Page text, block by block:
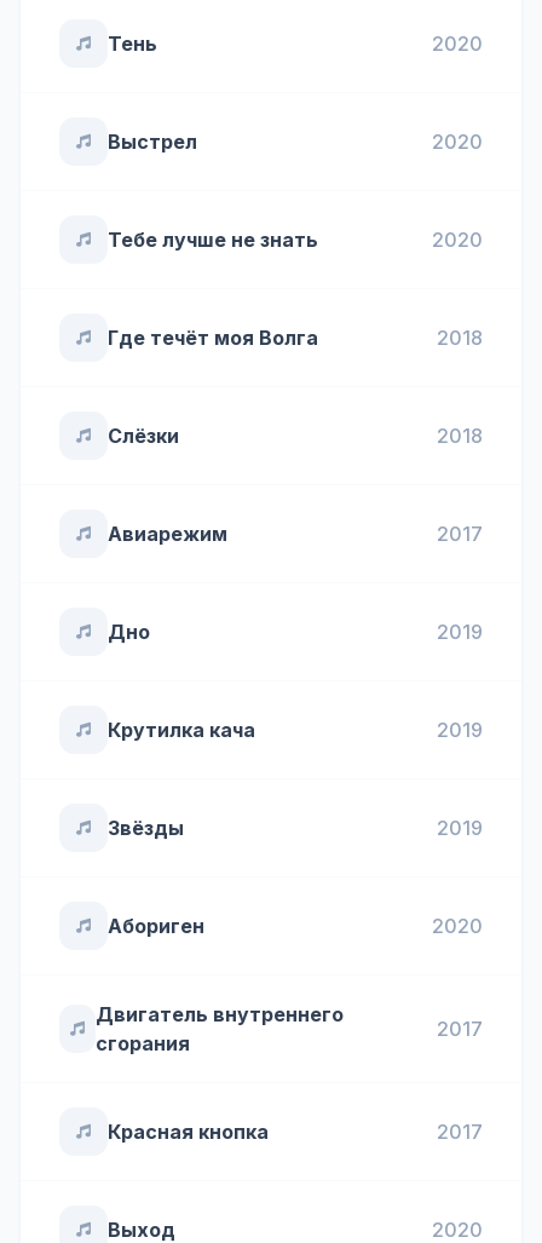
Тень 2020
Выстрел 2020
Тебе лучше не знать 2020
Где течёт моя Волга 2018
Слёзки 2018
Авиарежим 2017
Дно 2019
Крутилка кача 2019
Звёзды 2019
Абориген 2020
Двигатель внутреннего
сгорания
2017
Красная кнопка 2017
Выход 2020